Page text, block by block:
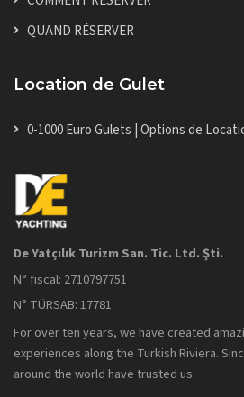
QUAND RÉSERVER
Location de Gulet
0-1000 Euro Gulets | Options de
De Yatçılık Turizm San. Tic. Ltd. Şti.
N° fiscal: 2710797751
N° TÜRSAB: 17781
For over ten years, we have created
experiences along the Turkish Riviera.
around the world have trusted us.